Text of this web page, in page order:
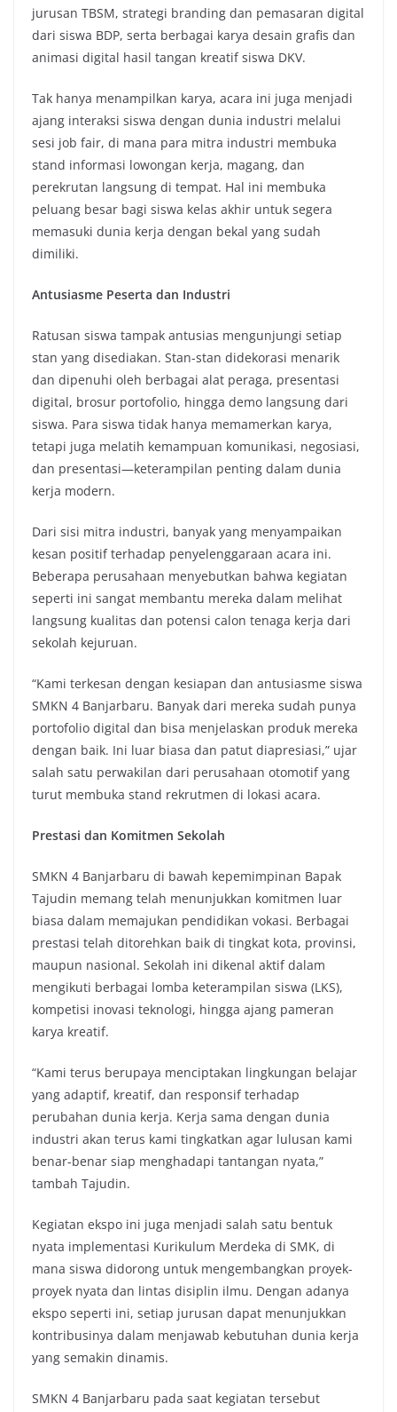
jurusan TBSM, strategi branding dan pemasaran digital
dari siswa BDP, serta berbagai karya desain grafis dan
animasi digital hasil tangan kreatif siswa DKV.
Tak hanya menampilkan karya, acara ini juga menjadi
ajang interaksi siswa dengan dunia industri melalui
sesi job fair, di mana para mitra industri membuka
stand informasi lowongan kerja, magang, dan
perekrutan langsung di tempat. Hal ini membuka
peluang besar bagi siswa kelas akhir untuk segera
memasuki dunia kerja dengan bekal yang sudah
dimiliki.
Antusiasme Peserta dan Industri
Ratusan siswa tampak antusias mengunjungi setiap
stan yang disediakan. Stan-stan didekorasi menarik
dan dipenuhi oleh berbagai alat peraga, presentasi
digital, brosur portofolio, hingga demo langsung dari
siswa. Para siswa tidak hanya memamerkan karya,
tetapi juga melatih kemampuan komunikasi, negosiasi,
dan presentasi—keterampilan penting dalam dunia
kerja modern.
Dari sisi mitra industri, banyak yang menyampaikan
kesan positif terhadap penyelenggaraan acara ini.
Beberapa perusahaan menyebutkan bahwa kegiatan
seperti ini sangat membantu mereka dalam melihat
langsung kualitas dan potensi calon tenaga kerja dari
sekolah kejuruan.
“Kami terkesan dengan kesiapan dan antusiasme siswa
SMKN 4 Banjarbaru. Banyak dari mereka sudah punya
portofolio digital dan bisa menjelaskan produk mereka
dengan baik. Ini luar biasa dan patut diapresiasi,” ujar
salah satu perwakilan dari perusahaan otomotif yang
turut membuka stand rekrutmen di lokasi acara.
Prestasi dan Komitmen Sekolah
SMKN 4 Banjarbaru di bawah kepemimpinan Bapak
Tajudin memang telah menunjukkan komitmen luar
biasa dalam memajukan pendidikan vokasi. Berbagai
prestasi telah ditorehkan baik di tingkat kota, provinsi,
maupun nasional. Sekolah ini dikenal aktif dalam
mengikuti berbagai lomba keterampilan siswa (LKS),
kompetisi inovasi teknologi, hingga ajang pameran
karya kreatif.
“Kami terus berupaya menciptakan lingkungan belajar
yang adaptif, kreatif, dan responsif terhadap
perubahan dunia kerja. Kerja sama dengan dunia
industri akan terus kami tingkatkan agar lulusan kami
benar-benar siap menghadapi tantangan nyata,”
tambah Tajudin.
Kegiatan ekspo ini juga menjadi salah satu bentuk
nyata implementasi Kurikulum Merdeka di SMK, di
mana siswa didorong untuk mengembangkan proyek-
proyek nyata dan lintas disiplin ilmu. Dengan adanya
ekspo seperti ini, setiap jurusan dapat menunjukkan
kontribusinya dalam menjawab kebutuhan dunia kerja
yang semakin dinamis.
SMKN 4 Banjarbaru pada saat kegiatan tersebut